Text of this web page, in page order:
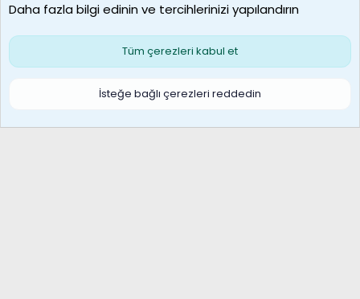
Çerezler
S
Daha fazla bilgi edinin ve tercihlerinizi yapılandırın
Tüm çerezleri kabul et
İsteğe bağlı çerezleri reddedin